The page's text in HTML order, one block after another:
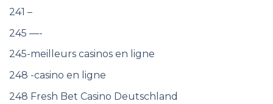
241 –
245 —-
245-meilleurs casinos en ligne
248 -casino en ligne
248 Fresh Bet Casino Deutschland